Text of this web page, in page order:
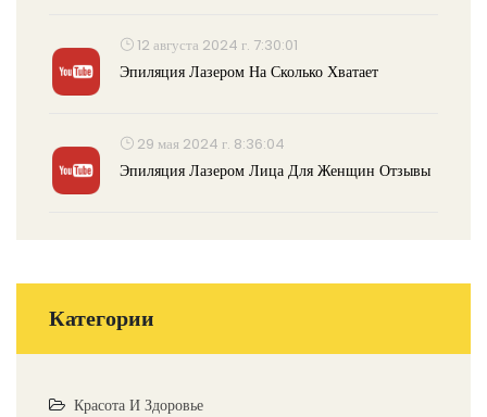
12 августа 2024 г. 7:30:01
Эпиляция Лазером На Сколько Хватает
29 мая 2024 г. 8:36:04
Эпиляция Лазером Лица Для Женщин Отзывы
Категории
Красота И Здоровье